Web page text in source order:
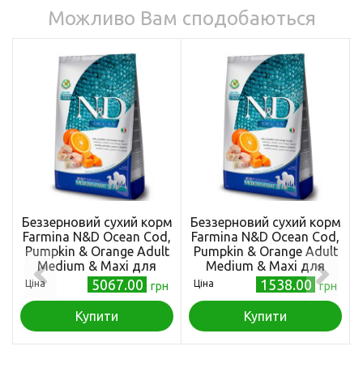
Можливо Вам сподобаються
Беззерновий сухий корм
Farmina N&D Ocean Cod,
Pumpkin & Orange Adult
Medium & Maxi для
собак середніх і великих
порід, з тріскою та
апельсином, 12 кг
Ціна 5067.00 грн
Купити
Беззерновий сухий корм
Farmina N&D Ocean Cod,
Pumpkin & Orange Adult
Medium & Maxi для
собак середніх і великих
порід, з тріскою та
апельсином, 2,5 кг
Ціна 1538.00 грн
Купити